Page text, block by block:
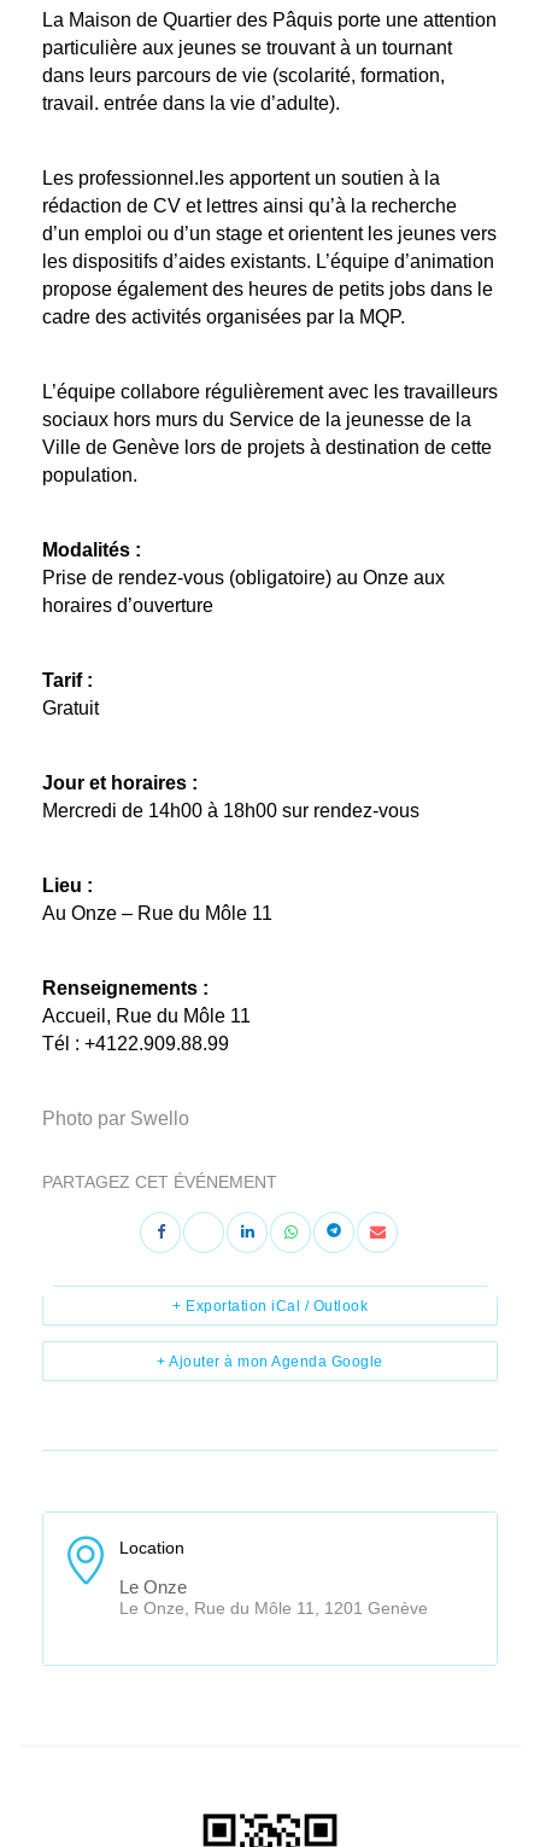
La Maison de Quartier des Pâquis porte une attention
particulière aux jeunes se trouvant à un tournant
dans leurs parcours de vie (scolarité, formation,
travail. entrée dans la vie d’adulte).
Les professionnel.les apportent un soutien à la
rédaction de CV et lettres ainsi qu’à la recherche
d’un emploi ou d’un stage et orientent les jeunes vers
les dispositifs d’aides existants. L’équipe d’animation
propose également des heures de petits jobs dans le
cadre des activités organisées par la MQP.
L’équipe collabore régulièrement avec les travailleurs
sociaux hors murs du Service de la jeunesse de la
Ville de Genève lors de projets à destination de cette
population.
Modalités :
Prise de rendez-vous (obligatoire) au Onze aux
horaires d’ouverture
Tarif :
Gratuit
Jour et horaires :
Mercredi de 14h00 à 18h00 sur rendez-vous
Lieu :
Au Onze – Rue du Môle 11
Renseignements :
Accueil, Rue du Môle 11
Tél : +4122.909.88.99
Photo par Swello
PARTAGEZ CET ÉVÉNEMENT
+ Ajouter à mon Agenda Google
+ Exportation iCal / Outlook
Location
Le Onze
Le Onze, Rue du Môle 11, 1201 Genève